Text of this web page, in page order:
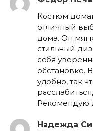
Костюм
отличный
дома. Он
стильный
себя
обстановке.
удобно, так
Рекомендую
Надежда